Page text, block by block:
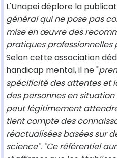
L'Unapei déplore la
général qui ne pose pas
mise en œuvre des
pratiques
Selon cette association
handicap mental, il ne "
spécificité des attentes et
des personnes en
peut légitimement
tient compte des
réactualisées basées sur
science". "Ce référentiel